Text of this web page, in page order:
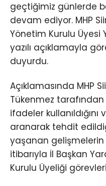
geçtiğimiz günlerde
devam ediyor. MHP
Yönetim Kurulu Üyesi
yazılı açıklamayla
duyurdu.
Açıklamasında MHP
Tükenmez
ifadeler
aranarak tehdit
yaşanan
itibarıyla İl Başkan
Kurulu Üyeliği